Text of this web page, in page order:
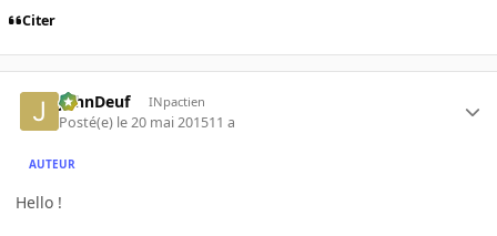
Citer
JohnDeuf INpactien
Posté(e) le 20 mai 201511 a
AUTEUR
Hello !